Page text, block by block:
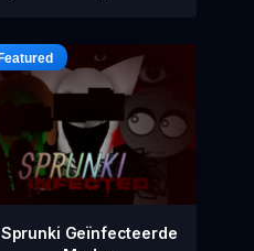
Sprunki Geïnfecteerde